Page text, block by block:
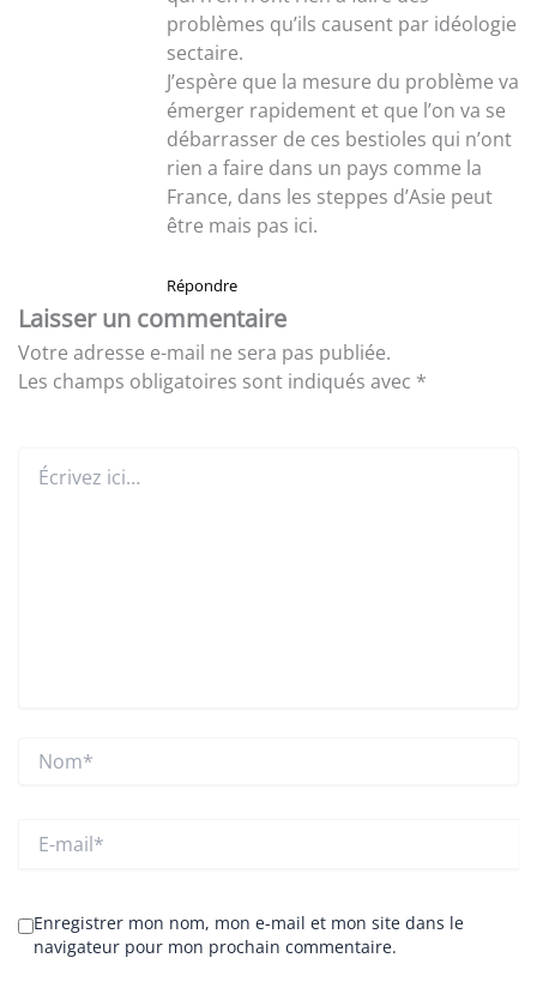
problèmes qu’ils causent par idéologie
sectaire.
J’espère que la mesure du problème va
émerger rapidement et que l’on va se
débarrasser de ces bestioles qui n’ont
rien a faire dans un pays comme la
France, dans les steppes d’Asie peut
être mais pas ici.
Répondre
Laisser un commentaire
Votre adresse e-mail ne sera pas publiée.
Les champs obligatoires sont indiqués avec *
ici…
mail*
Enregistrer mon nom, mon e-mail et mon site dans le
navigateur pour mon prochain commentaire.